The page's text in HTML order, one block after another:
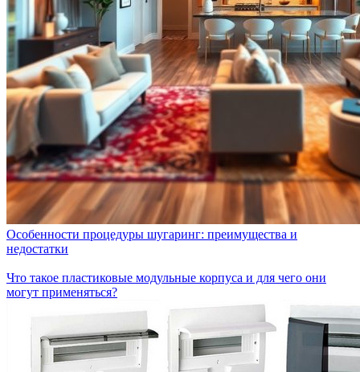
Особенности процедуры шугаринг: преимущества и
недостатки
Что такое пластиковые модульные корпуса и для чего они
могут применяться?